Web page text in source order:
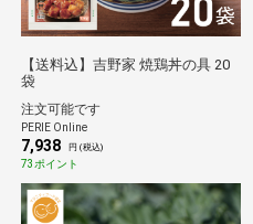
【送料込】吉野家 焼鶏丼の具 20
袋
注文可能です
PERIE Online
7,938 円 (税込)
73ポイント